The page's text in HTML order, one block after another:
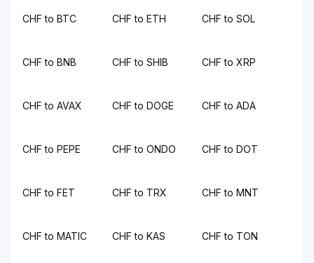
CHF to BTC CHF to ETH CHF to SOL
CHF to BNB CHF to SHIB CHF to XRP
CHF to AVAX CHF to DOGE CHF to ADA
CHF to PEPE CHF to ONDO CHF to DOT
CHF to FET CHF to TRX CHF to MNT
CHF to MATIC CHF to KAS CHF to TON